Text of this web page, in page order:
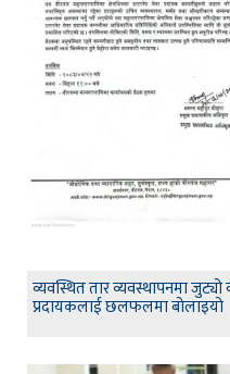
व्यवस्थित तार व्यवस्थापनमा जुट्यो
प्रदायकलाई छलफलमा बोलाइयो